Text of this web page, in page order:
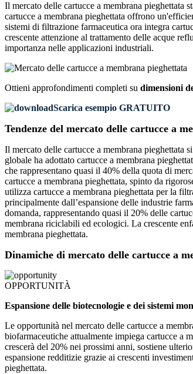
Il mercato delle cartucce a membrana pieghettata
cartucce a membrana pieghettata offrono
sistemi di filtrazione farmaceutica ora integra
crescente attenzione al trattamento delle acque
importanza nelle applicazioni industriali.
Ottieni approfondimenti completi su dimensioni
Scarica esempio GRATUITO
Tendenze del mercato delle cartucce a
Il mercato delle cartucce a membrana pieghettata
globale ha adottato cartucce a membrana
che rappresentano quasi il 40% della quota di
cartucce a membrana pieghettata, spinto da
utilizza cartucce a membrana pieghettata per la
principalmente dall’espansione delle industrie
domanda, rappresentando quasi il 20% delle
membrana riciclabili ed ecologici. La crescente
membrana pieghettata.
Dinamiche di mercato delle cartucce a
OPPORTUNITÀ
Espansione delle biotecnologie e dei sistemi
Le opportunità nel mercato delle cartucce a
biofarmaceutiche attualmente impiega cartucce a
crescerà del 20% nei prossimi anni, sostiene
espansione redditizie grazie ai crescenti
pieghettata.